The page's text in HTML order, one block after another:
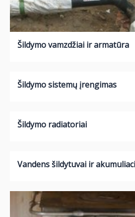
Šildymo vamzdžiai ir armatūra
Šildymo sistemų įrengimas
Šildymo radiatoriai
Vandens šildytuvai ir